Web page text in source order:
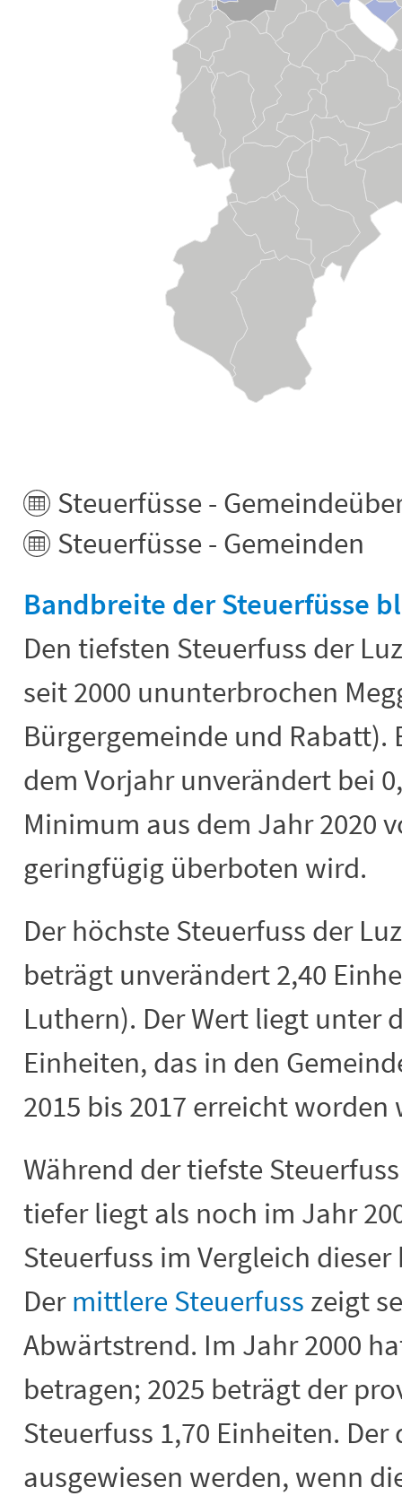
Steuerfüsse -
Steuerfüsse - Gemeinden
Bandbreite der Steuerfüsse
Den tiefsten Steuerfuss der
seit 2000 ununterbrochen
Bürgergemeinde und Rabatt).
dem Vorjahr unverändert bei
Minimum aus dem Jahr 2020
geringfügig überboten wird.
Der höchste Steuerfuss der
beträgt unverändert 2,40
Luthern). Der Wert liegt unter
Einheiten, das in den
2015 bis 2017 erreicht worden
Während der tiefste
tiefer liegt als noch im Jahr
Steuerfuss im Vergleich
Dermittlere Steuerfuss zeigt
Abwärtstrend. Im Jahr 2000
betragen; 2025 beträgt der
Steuerfuss 1,70 Einheiten.
ausgewiesen werden, wenn